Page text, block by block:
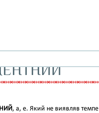
, а, е. Який не виявляв